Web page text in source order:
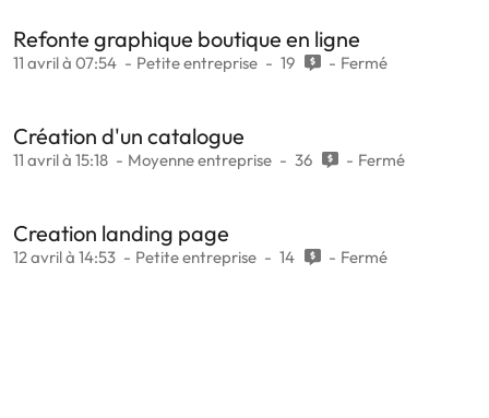
Refonte graphique boutique en ligne
11 avril à 07:54 Petite entreprise 19 Fermé
Création d'un catalogue
11 avril à 15:18 Moyenne entreprise 36 Fermé
Creation landing page
12 avril à 14:53 Petite entreprise 14 Fermé